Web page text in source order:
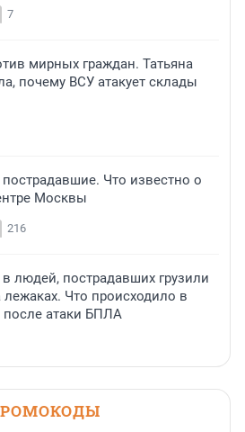
7
мирных граждан. Татьяна
почему ВСУ атакует склады
Что известно о
Москвы
216
в людей, пострадавших грузили
Что происходило в
после атаки БПЛА